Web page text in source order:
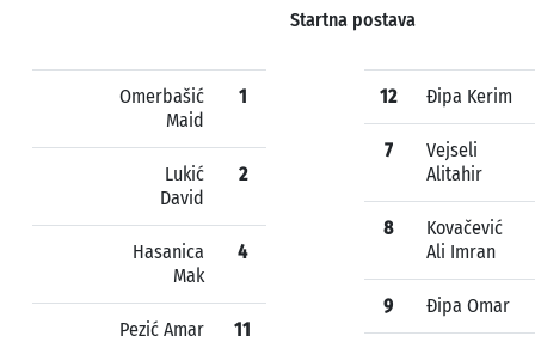
Startna postava
Omerbašić
Maid
1
Lukić
David
2
Hasanica
Mak
4
Pezić Amar 11
12 Đipa Kerim
7
Vejseli
Alitahir
8
Kovačević
Ali Imran
9 Đipa Omar